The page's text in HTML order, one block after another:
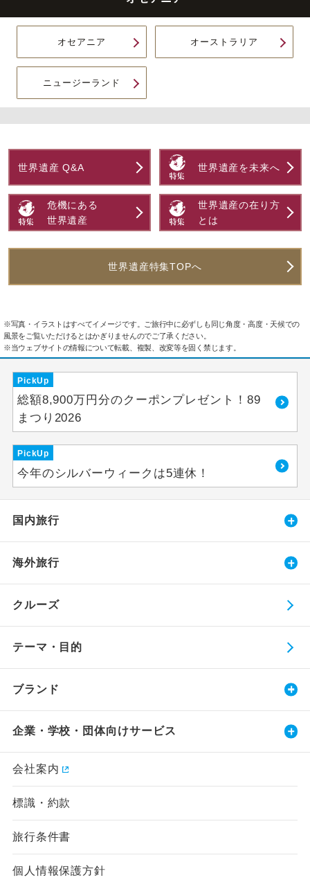
オセアニア オーストラリア
ニュージーランド
世界遺産 Q&A 世界遺産を未来へ
危機にある
世界遺産
世界遺産の在り方
とは
世界遺産特集TOPへ
※写真・イラストはすべてイメージです。ご旅行中に必ずしも同じ角度・高度・天候での
風景をご覧いただけるとはかぎりませんのでご了承ください。
※当ウェブサイトの情報について転載、複製、改変等を固く禁じます。
PickUp
総額8,900万円分のクーポンプレゼント！89
まつり2026
PickUp
今年のシルバーウィークは5連休！
国内旅行
海外旅行
クルーズ
テーマ・目的
ブランド
企業・学校・団体向けサービス
会社案内
標識・約款
旅行条件書
個人情報保護方針